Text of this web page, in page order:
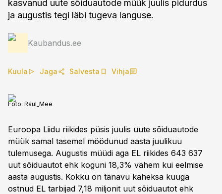
kasvanud uute sõiduautode müük juulis pidurdus
ja augustis tegi läbi tugeva languse.
Kaubandus.ee
Kuula Jaga Salvesta Vihja
Foto: Raul_Mee
Euroopa Liidu riikides püsis juulis uute sõiduautode
müük samal tasemel möödunud aasta juulikuu
tulemusega. Augustis müüdi aga EL riikides 643 637
uut sõiduautot ehk koguni 18,3% vähem kui eelmise
aasta augustis. Kokku on tänavu kaheksa kuuga
ostnud EL tarbijad 7,18 miljonit uut sõiduautot ehk